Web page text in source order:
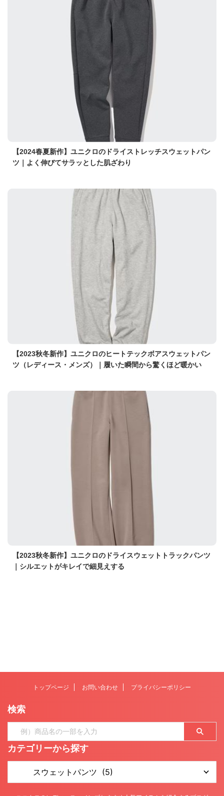
【2024春夏新作】ユニクロのドライストレッチスウェットパン
ツ｜よく伸びてサラッとした肌ざわり
【2023秋冬新作】ユニクロのヒートテックボアスウェットパン
ツ（レディース・メンズ）｜履いた瞬間から驚くほど暖かい
【2023秋冬新作】ユニクロのドライスウェットトラックパンツ
｜シルエットがキレイで細見えする
トップページ お問い合わせ プライバシーポリシー
検索
カテゴリーから探す